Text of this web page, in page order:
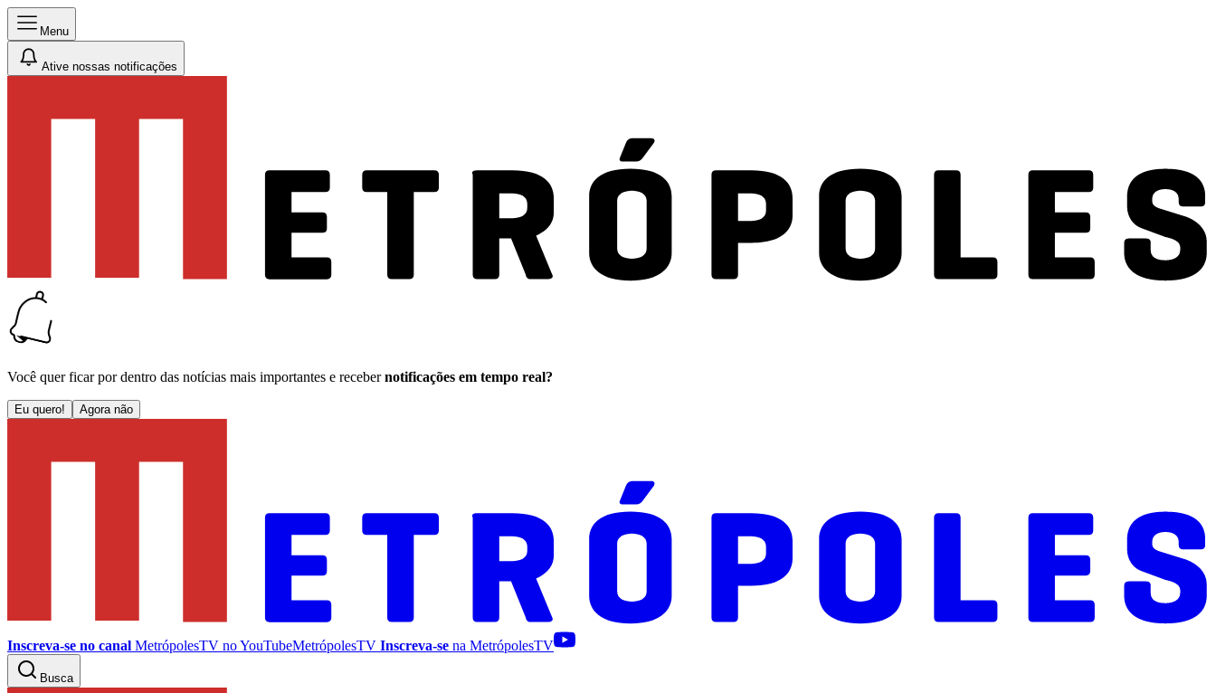
Menu
Ative nossas notificações
Você quer ficar por dentro das notícias mais importantes e receber notificações em tempo real?
Eu quero! Agora não
Inscreva-se no canal MetrópolesTV noYouTubeMetrópolesTV Inscreva-se na MetrópolesTV
Busca